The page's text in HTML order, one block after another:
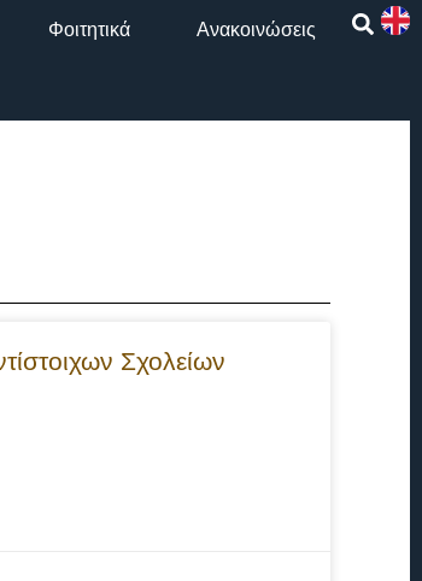
Φοιτητικά Aνακοινώσεις
Σχολείων